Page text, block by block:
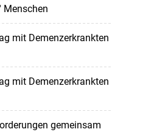
Menschen
mit Demenzerkrankten
mit Demenzerkrankten
gemeinsam